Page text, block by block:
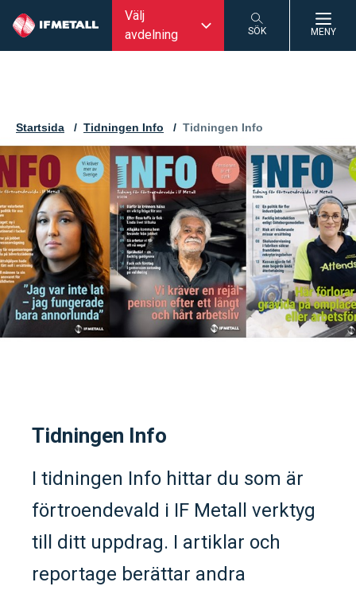
Välj
avdelning
SÖK MENY
Startsida Tidningen Info Aktuell sida:
Tidningen Info
Tidningen Info
I tidningen Info hittar du som är
förtroendevald i IF Metall verktyg
till ditt uppdrag. I artiklar och
reportage berättar andra